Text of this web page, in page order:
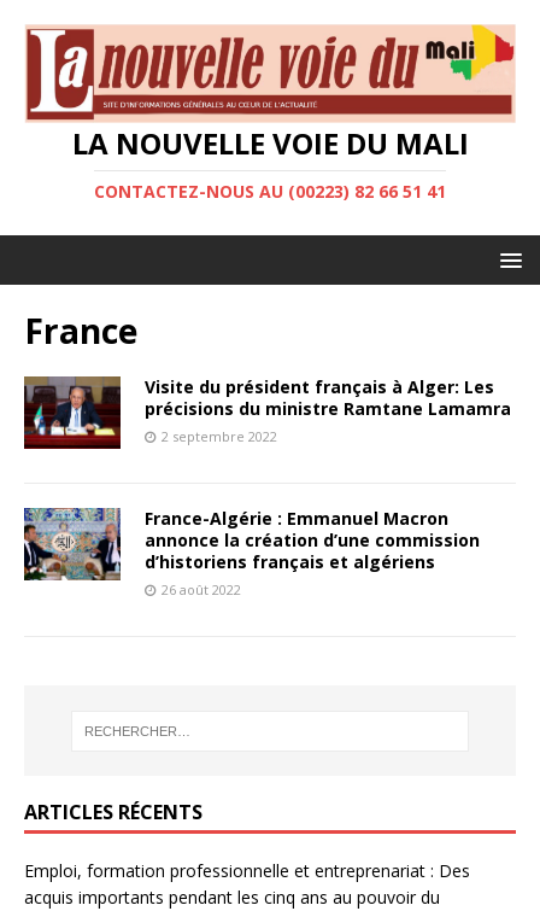
LA NOUVELLE VOIE DU MALI
CONTACTEZ-NOUS AU (00223) 82 66 51 41
France
Visite du président français à Alger: Les
précisions du ministre Ramtane Lamamra
2 septembre 2022
France-Algérie : Emmanuel Macron
annonce la création d’une commission
d’historiens français et algériens
26 août 2022
ARTICLES RÉCENTS
Emploi, formation professionnelle et entreprenariat : Des
acquis importants pendant les cinq ans au pouvoir du